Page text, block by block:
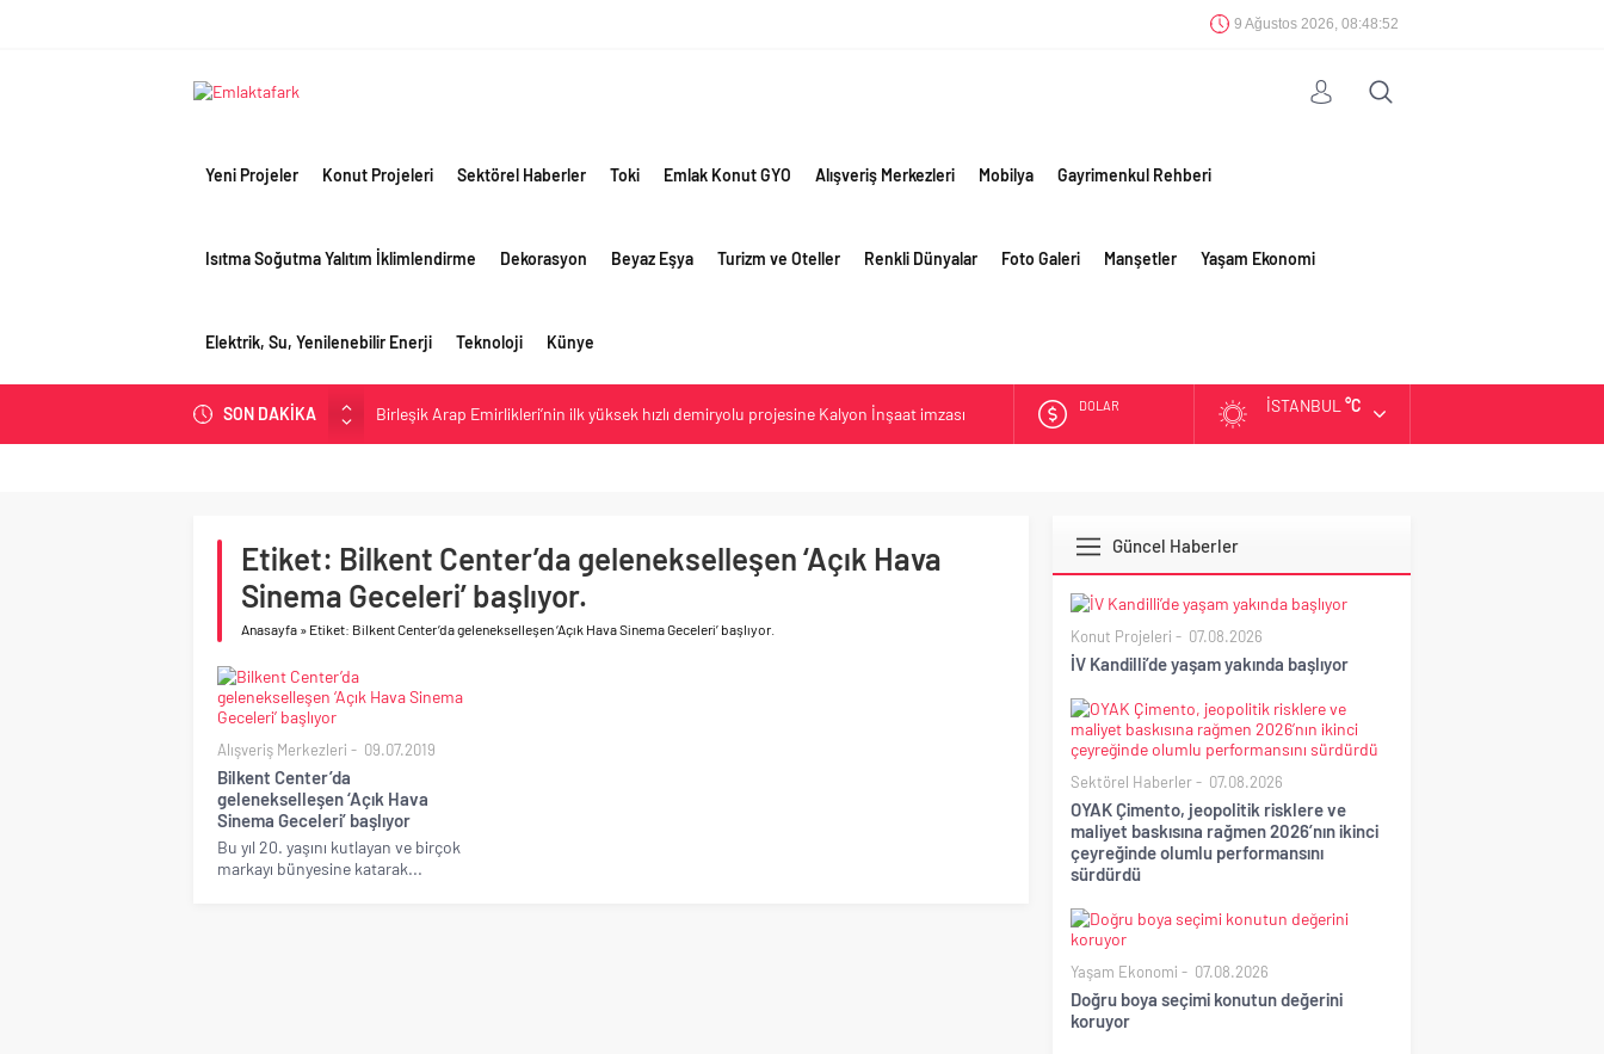
9 Ağustos 2026, 08:48:53
Yeni Projeler Konut Projeleri Sektörel Haberler Toki Emlak Konut GYO Alışveriş Merkezleri Mobilya Gayrimenkul Rehberi
Isıtma Soğutma Yalıtım İklimlendirme Dekorasyon Beyaz Eşya Turizm ve Oteller Renkli Dünyalar Foto Galeri Manşetler Yaşam Ekonomi
Elektrik, Su, Yenilenebilir Enerji Teknoloji Künye
SON DAKİKA
Birleşik Arap Emirlikleri’nin ilk yüksek hızlı demiryolu projesine Kalyon İnşaat imzası
İV Kandilli’de yaşam yakında başlıyor
Geberit Info Showroom, yaklaşık 300 sektör profesyonelini ağırladı
Çimko, stratejik pazarlama vizyonuyla bayilerinin kurumsal gelişimini destekliyor
DOLAR İSTANBUL °C
Etiket: Bilkent Center’da gelenekselleşen ‘Açık Hava
Sinema Geceleri’ başlıyor.
Anasayfa » Etiket: Bilkent Center’da gelenekselleşen ‘Açık Hava Sinema Geceleri’ başlıyor.
Alışveriş Merkezleri 09.07.2019
Bilkent Center’da
gelenekselleşen ‘Açık Hava
Sinema Geceleri’ başlıyor
Bu yıl 20. yaşını kutlayan ve birçok
markayı bünyesine katarak...
Güncel Haberler
Konut Projeleri 07.08.2026
İV Kandilli’de yaşam yakında başlıyor
Sektörel Haberler 07.08.2026
OYAK Çimento, jeopolitik risklere ve
maliyet baskısına rağmen 2026’nın ikinci
çeyreğinde olumlu performansını
sürdürdü
Yaşam Ekonomi 07.08.2026
Doğru boya seçimi konutun değerini
koruyor